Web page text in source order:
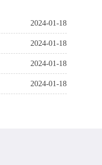
2024-01-18
2024-01-18
2024-01-18
2024-01-18